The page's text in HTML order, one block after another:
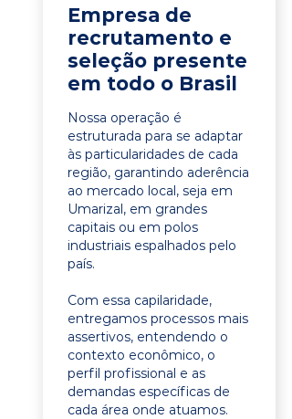
Empresa de
recrutamento e
seleção presente
em todo o Brasil
Nossa operação é
estruturada para se adaptar
às particularidades de cada
região, garantindo aderência
ao mercado local, seja em
Umarizal, em grandes
capitais ou em polos
industriais espalhados pelo
país.
Com essa capilaridade,
entregamos processos mais
assertivos, entendendo o
contexto econômico, o
perfil profissional e as
demandas específicas de
cada área onde atuamos.